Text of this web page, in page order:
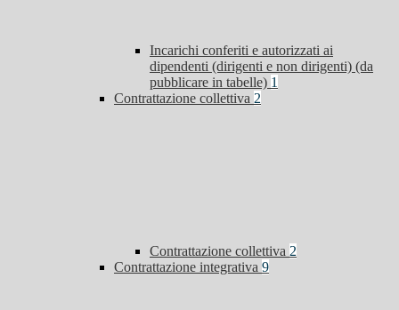
Incarichi conferiti e autorizzati ai
dipendenti (dirigenti e non dirigenti) (da
pubblicare in tabelle) 1
Contrattazione collettiva 2
Contrattazione collettiva 2
Contrattazione integrativa 9